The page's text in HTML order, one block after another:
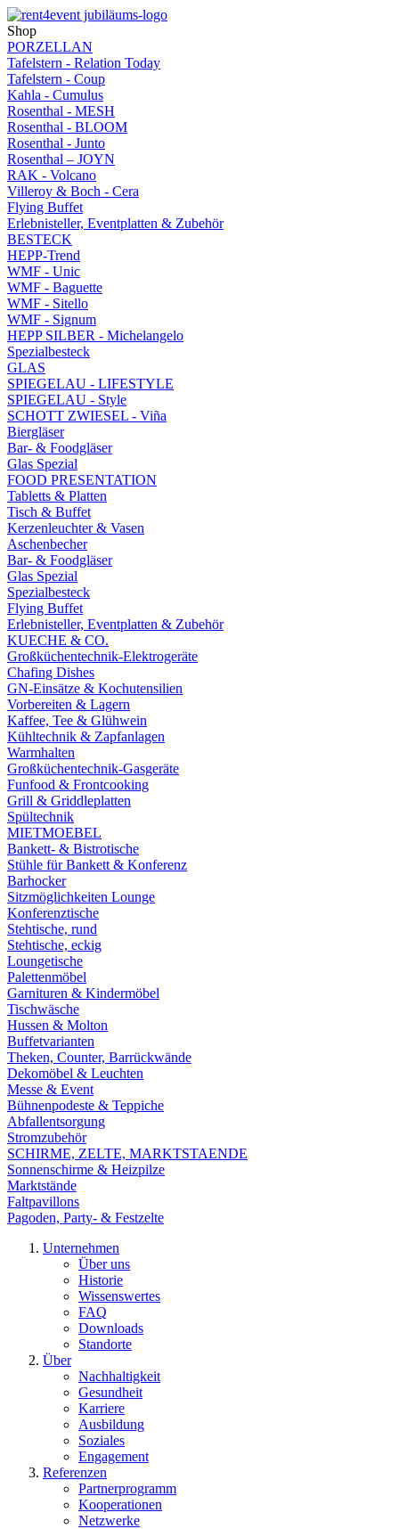
Shop
PORZELLAN
Tafelstern - Relation Today
Tafelstern - Coup
Kahla - Cumulus
Rosenthal - MESH
Rosenthal - BLOOM
Rosenthal - Junto
Rosenthal – JOYN
RAK - Volcano
Villeroy & Boch - Cera
Flying Buffet
Erlebnisteller, Eventplatten & Zubehör
BESTECK
HEPP-Trend
WMF - Unic
WMF - Baguette
WMF - Sitello
WMF - Signum
HEPP SILBER - Michelangelo
Spezialbesteck
GLAS
SPIEGELAU - LIFESTYLE
SPIEGELAU - Style
SCHOTT ZWIESEL - Viña
Biergläser
Bar- & Foodgläser
Glas Spezial
FOOD PRESENTATION
Tabletts & Platten
Tisch & Buffet
Kerzenleuchter & Vasen
Aschenbecher
Bar- & Foodgläser
Glas Spezial
Spezialbesteck
Flying Buffet
Erlebnisteller, Eventplatten & Zubehör
KUECHE & CO.
Großküchentechnik-Elektrogeräte
Chafing Dishes
GN-Einsätze & Kochutensilien
Vorbereiten & Lagern
Kaffee, Tee & Glühwein
Kühltechnik & Zapfanlagen
Warmhalten
Großküchentechnik-Gasgeräte
Funfood & Frontcooking
Grill & Griddleplatten
Spültechnik
MIETMOEBEL
Bankett- & Bistrotische
Stühle für Bankett & Konferenz
Barhocker
Sitzmöglichkeiten Lounge
Konferenztische
Stehtische, rund
Stehtische, eckig
Loungetische
Palettenmöbel
Garnituren & Kindermöbel
Tischwäsche
Hussen & Molton
Buffetvarianten
Theken, Counter, Barrückwände
Dekomöbel & Leuchten
Messe & Event
Bühnenpodeste & Teppiche
Abfallentsorgung
Stromzubehör
SCHIRME, ZELTE, MARKTSTAENDE
Sonnenschirme & Heizpilze
Marktstände
Faltpavillons
Pagoden, Party- & Festzelte
Unternehmen
Über uns
Historie
Wissenswertes
FAQ
Downloads
Standorte
Über
Nachhaltigkeit
Gesundheit
Karriere
Ausbildung
Soziales
Engagement
Referenzen
Partnerprogramm
Kooperationen
Netzwerke